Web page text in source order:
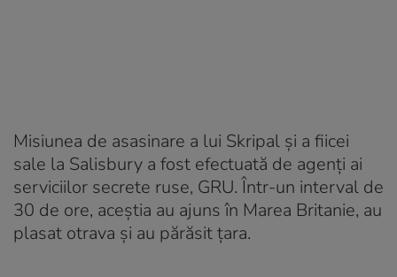
Misiunea de asasinare a lui Skripal și a fiicei
sale la Salisbury a fost efectuată de agenți ai
serviciilor secrete ruse, GRU. Într-un interval de
30 de ore, aceștia au ajuns în Marea Britanie, au
plasat otrava și au părăsit țara.